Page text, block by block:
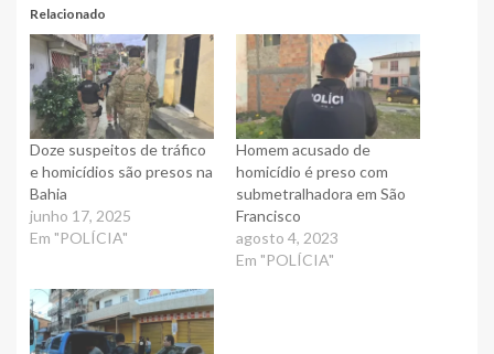
Relacionado
Doze suspeitos de tráfico
e homicídios são presos na
Bahia
junho 17, 2025
Em "POLÍCIA"
Homem acusado de
homicídio é preso com
submetralhadora em São
Francisco
agosto 4, 2023
Em "POLÍCIA"